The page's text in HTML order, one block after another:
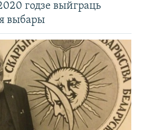
годзе выйграць
выбары